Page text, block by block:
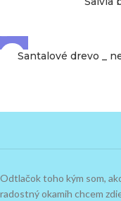
Santalové drevo _
Odtlačok toho kým som,
radostný okamih chcem